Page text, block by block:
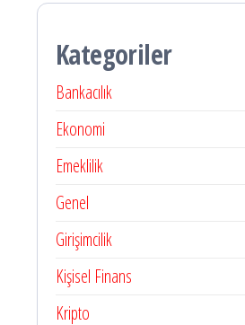
Kategoriler
Bankacılık
Ekonomi
Emeklilik
Genel
Girişimcilik
Kişisel Finans
Kripto